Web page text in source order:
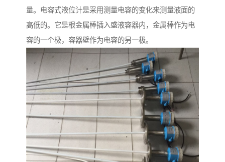
量。电容式液位计是采用测量电容的变化来测量液面的
高低的。它是根金属棒插入盛液容器内，金属棒作为电
容的一个极，容器壁作为电容的另一极。